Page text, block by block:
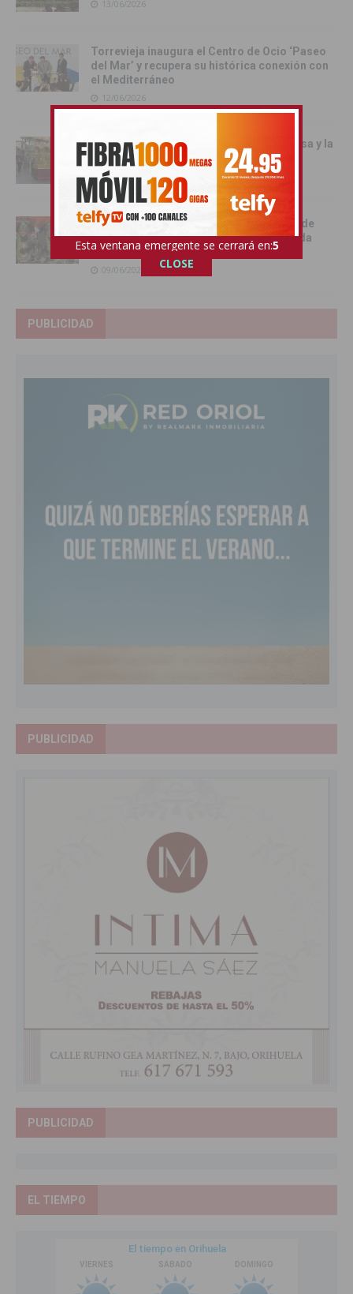
13/06/2026
Torrevieja inaugura el Centro de Ocio ‘Paseo
del Mar’ y recupera su histórica conexión con
el Mediterráneo
12/06/2026
Pilar de la Horadada celebró la Santa Misa y la
Procesión del Corpus Christi 2026
11/06/2026
Benejúzar se vuelca con la gran Entrada de
Moros y Cristianos en una intensa jornada
festiva
09/06/2026
PUBLICIDAD
PUBLICIDAD
PUBLICIDAD
EL TIEMPO
Esta ventana emergente se cerrará en:4
CLOSE